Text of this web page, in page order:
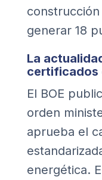
generar 18
La
certificados
El BOE
orden
aprueba el
energética.